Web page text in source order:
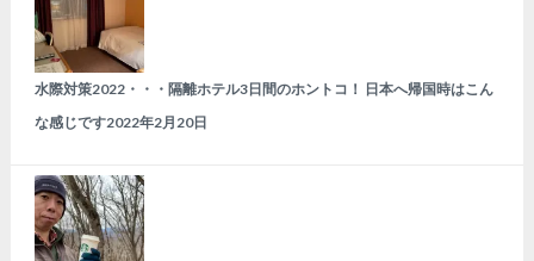
水際対策2022・・・隔離ホテル3日間のホントコ！ 日本へ帰国時はこん
な感じです2022年2月20日